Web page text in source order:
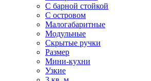
С барной стойкой
С островом
Малогабаритные
Модульные
Скрытые ручки
Размер
Мини-кухни
Узкие